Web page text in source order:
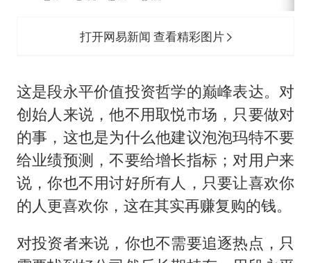
打开网易新闻 查看精彩图片
这是段永平价值投资哲学的巅峰表达。对
创始人来说，他不用取悦市场，只要做对
的事，这也是为什么他建议泡泡玛特不要
给业绩预测，不要给增长指标；对用户来
说，你也不用讨好所有人，只要让喜欢你
的人更喜欢你，这在其实再赚复购的钱。
对投资者来说，你也不需要追逐热点，只